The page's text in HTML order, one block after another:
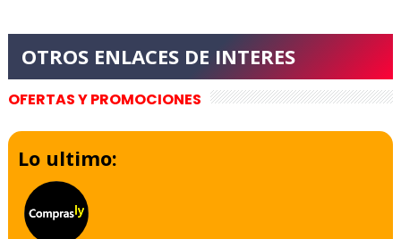
OFERTAS Y PROMOCIONES
Lo ultimo: